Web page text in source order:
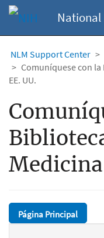
National
NLM Support Center
Comuníquese con
EE. UU.
Medicina
Página Principal